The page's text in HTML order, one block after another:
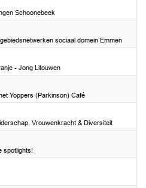
Schoonebeek
sociaal domein Emmen
- Jong Litouwen
Yoppers (Parkinson) Café
Vrouwenkracht & Diversiteit
spotlights!